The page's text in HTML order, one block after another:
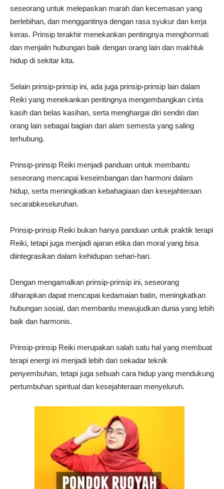
seseorang untuk melepaskan marah dan kecemasan yang
berlebihan, dan menggantinya dengan rasa syukur dan kerja
keras. Prinsip terakhir menekankan pentingnya menghormati
dan menjalin hubungan baik dengan orang lain dan makhluk
hidup di sekitar kita.
Selain prinsip-prinsip ini, ada juga prinsip-prinsip lain dalam
Reiki yang menekankan pentingnya mengembangkan cinta
kasih dan belas kasihan, serta menghargai diri sendiri dan
orang lain sebagai bagian dari alam semesta yang saling
terhubung.
Prinsip-prinsip Reiki menjadi panduan untuk membantu
seseorang mencapai keseimbangan dan harmoni dalam
hidup, serta meningkatkan kebahagiaan dan kesejahteraan
secarabkeseluruhan.
Prinsip-prinsip Reiki bukan hanya panduan untuk praktik terapi
Reiki, tetapi juga menjadi ajaran etika dan moral yang bisa
diintegrasikan dalam kehidupan sehari-hari.
Dengan mengamalkan prinsip-prinsip ini, seseorang
diharapkan dapat mencapai kedamaian batin, meningkatkan
hubungan sosial, dan membantu mewujudkan dunia yang lebih
baik dan harmonis.
Prinsip-prinsip Reiki merupakan salah satu hal yang membuat
terapi energi ini menjadi lebih dari sekadar teknik
penyembuhan, tetapi juga sebuah cara hidup yang mendukung
pertumbuhan spiritual dan kesejahteraan menyeluruh.